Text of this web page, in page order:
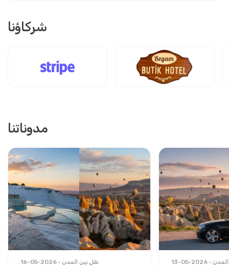
شركاؤنا
مدوناتنا
16-05-2026 نقل بين المدن 13-05-2026